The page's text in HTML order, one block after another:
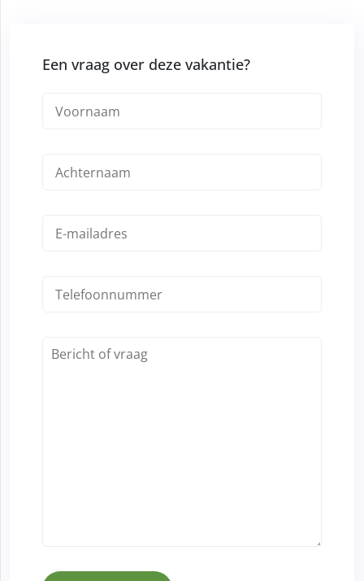
Een vraag over deze vakantie?